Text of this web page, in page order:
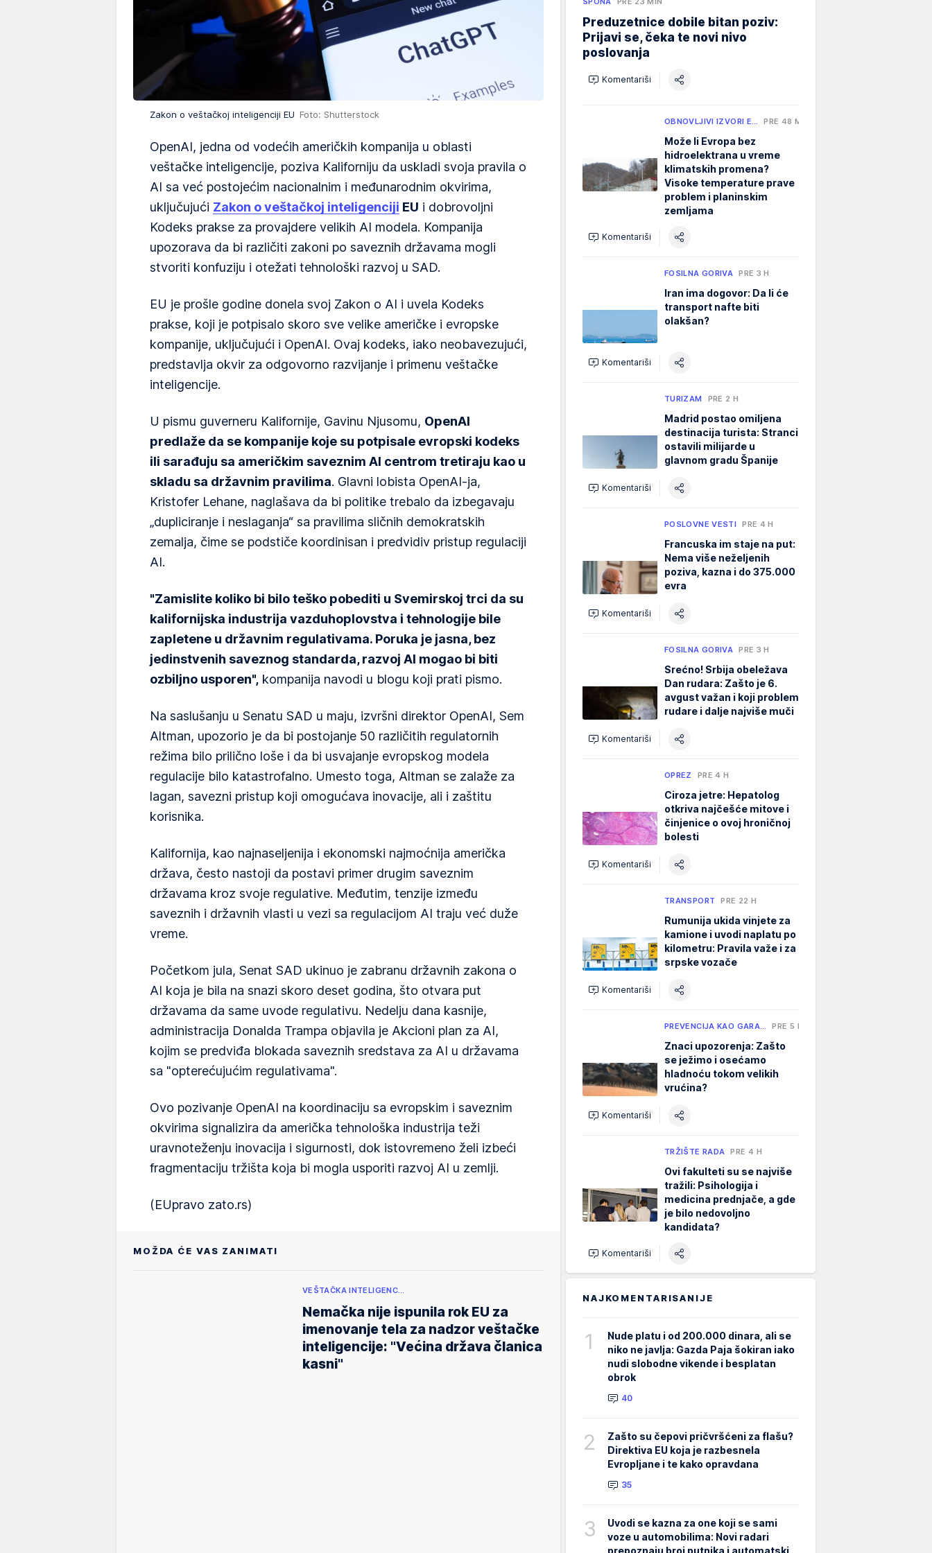
Zakon o veštačkoj inteligenciji EU Foto: Shutterstock
OpenAI, jedna od vodećih američkih kompanija u oblasti
veštačke inteligencije, poziva Kaliforniju da uskladi svoja pravila o
AI sa već postojećim nacionalnim i međunarodnim okvirima,
uključujući Zakon o veštačkoj inteligenciji EU i dobrovoljni
Kodeks prakse za provajdere velikih AI modela. Kompanija
upozorava da bi različiti zakoni po saveznih državama mogli
stvoriti konfuziju i otežati tehnološki razvoj u SAD.
EU je prošle godine donela svoj Zakon o AI i uvela Kodeks
prakse, koji je potpisalo skoro sve velike američke i evropske
kompanije, uključujući i OpenAI. Ovaj kodeks, iako neobavezujući,
predstavlja okvir za odgovorno razvijanje i primenu veštačke
inteligencije.
U pismu guverneru Kalifornije, Gavinu Njusomu, OpenAI
predlaže da se kompanije koje su potpisale evropski kodeks
ili sarađuju sa američkim saveznim AI centrom tretiraju kao u
skladu sa državnim pravilima. Glavni lobista OpenAI-ja,
Kristofer Lehane, naglašava da bi politike trebalo da izbegavaju
„dupliciranje i neslaganja“ sa pravilima sličnih demokratskih
zemalja, čime se podstiče koordinisan i predvidiv pristup regulaciji
AI.
"Zamislite koliko bi bilo teško pobediti u Svemirskoj trci da su
kalifornijska industrija vazduhoplovstva i tehnologije bile
zapletene u državnim regulativama. Poruka je jasna, bez
jedinstvenih saveznog standarda, razvoj AI mogao bi biti
ozbiljno usporen", kompanija navodi u blogu koji prati pismo.
Na saslušanju u Senatu SAD u maju, izvršni direktor OpenAI, Sem
Altman, upozorio je da bi postojanje 50 različitih regulatornih
režima bilo prilično loše i da bi usvajanje evropskog modela
regulacije bilo katastrofalno. Umesto toga, Altman se zalaže za
lagan, savezni pristup koji omogućava inovacije, ali i zaštitu
korisnika.
Kalifornija, kao najnaseljenija i ekonomski najmoćnija američka
država, često nastoji da postavi primer drugim saveznim
državama kroz svoje regulative. Međutim, tenzije između
saveznih i državnih vlasti u vezi sa regulacijom AI traju već duže
vreme.
Početkom jula, Senat SAD ukinuo je zabranu državnih zakona o
AI koja je bila na snazi skoro deset godina, što otvara put
državama da same uvode regulativu. Nedelju dana kasnije,
administracija Donalda Trampa objavila je Akcioni plan za AI,
kojim se predviđa blokada saveznih sredstava za AI u državama
sa "opterećujućim regulativama".
Ovo pozivanje OpenAI na koordinaciju sa evropskim i saveznim
okvirima signalizira da američka tehnološka industrija teži
uravnoteženju inovacija i sigurnosti, dok istovremeno želi izbeći
fragmentaciju tržišta koja bi mogla usporiti razvoj AI u zemlji.
(EUpravo zato.rs)
MOŽDA ĆE VAS ZANIMATI
VEŠTAČKA INTELIGENC…
Nemačka nije ispunila rok EU za
imenovanje tela za nadzor veštačke
inteligencije: "Većina država članica
kasni"
Preduzetnice dobile bitan poziv:
Prijavi se, čeka te novi nivo
poslovanja
Komentariši
OBNOVLJIVI IZVORI E… PRE 48 MIN
Može li Evropa bez
hidroelektrana u vreme
klimatskih promena?
Visoke temperature prave
problem i planinskim
zemljama
Komentariši
FOSILNA GORIVA PRE 3 H
Iran ima dogovor: Da li će
transport nafte biti
olakšan?
Komentariši
TURIZAM PRE 2 H
Madrid postao omiljena
destinacija turista: Stranci
ostavili milijarde u
glavnom gradu Španije
Komentariši
POSLOVNE VESTI PRE 4 H
Francuska im staje na put:
Nema više neželjenih
poziva, kazna i do 375.000
evra
Komentariši
FOSILNA GORIVA PRE 3 H
Srećno! Srbija obeležava
Dan rudara: Zašto je 6.
avgust važan i koji problem
rudare i dalje najviše muči
Komentariši
OPREZ PRE 4 H
Ciroza jetre: Hepatolog
otkriva najčešće mitove i
činjenice o ovoj hroničnoj
bolesti
Komentariši
TRANSPORT PRE 22 H
Rumunija ukida vinjete za
kamione i uvodi naplatu po
kilometru: Pravila važe i za
srpske vozače
Komentariši
PREVENCIJA KAO GARA… PRE 5 H
Znaci upozorenja: Zašto
se ježimo i osećamo
hladnoću tokom velikih
vrućina?
Komentariši
TRŽIŠTE RADA PRE 4 H
Ovi fakulteti su se najviše
tražili: Psihologija i
medicina prednjače, a gde
je bilo nedovoljno
kandidata?
Komentariši
NAJKOMENTARISANIJE
1
Nude platu i od 200.000 dinara, ali se
niko ne javlja: Gazda Paja šokiran iako
nudi slobodne vikende i besplatan
obrok
40
2
Zašto su čepovi pričvršćeni za flašu?
Direktiva EU koja je razbesnela
Evropljane i te kako opravdana
35
3
Uvodi se kazna za one koji se sami
voze u automobilima: Novi radari
prepoznaju broj putnika i automatski